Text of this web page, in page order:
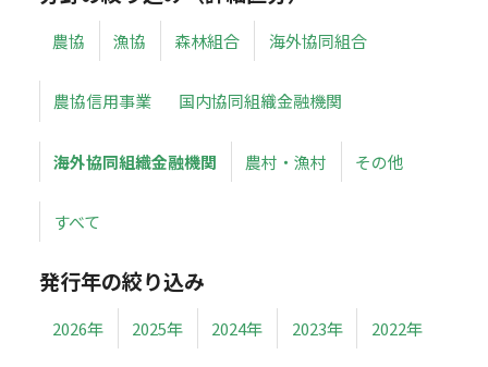
農協 漁協 森林組合 海外協同組合
農協信用事業 国内協同組織金融機関
海外協同組織金融機関 農村・漁村 その他
すべて
発行年の絞り込み
2026年 2025年 2024年 2023年 2022年